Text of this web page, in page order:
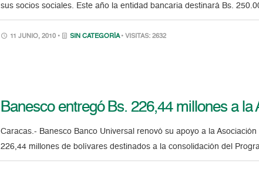
sus socios sociales. Este año la entidad bancaria destinará Bs.
11 JUNIO, 2010 • SIN CATEGORÍA • VISITAS: 2632
Banesco entregó Bs. 226,44 millones a
Caracas.- Banesco Banco Universal renovó su apoyo a la
226,44 millones de bolívares destinados a la consolidación del